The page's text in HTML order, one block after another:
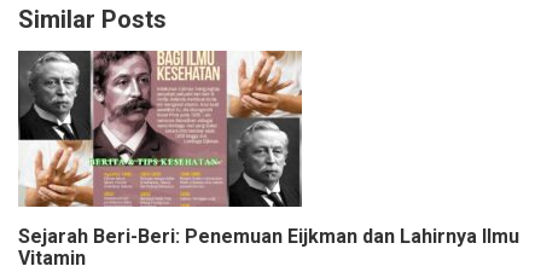
Similar Posts
Sejarah Beri-Beri: Penemuan Eijkman dan Lahirnya Ilmu
Vitamin